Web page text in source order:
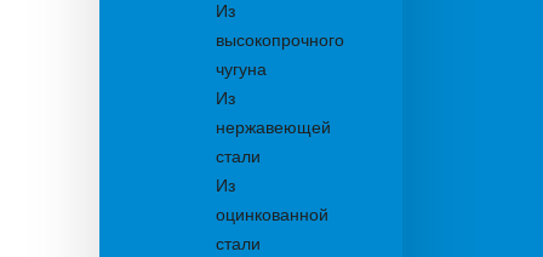
Из
высокопрочного
чугуна
Из
нержавеющей
стали
Из
оцинкованной
стали